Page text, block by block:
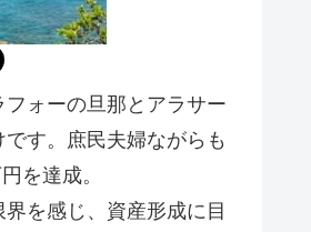
ォーの旦那とアラサー
す。庶民夫婦ながらも
を達成。
を感じ、資産形成に目